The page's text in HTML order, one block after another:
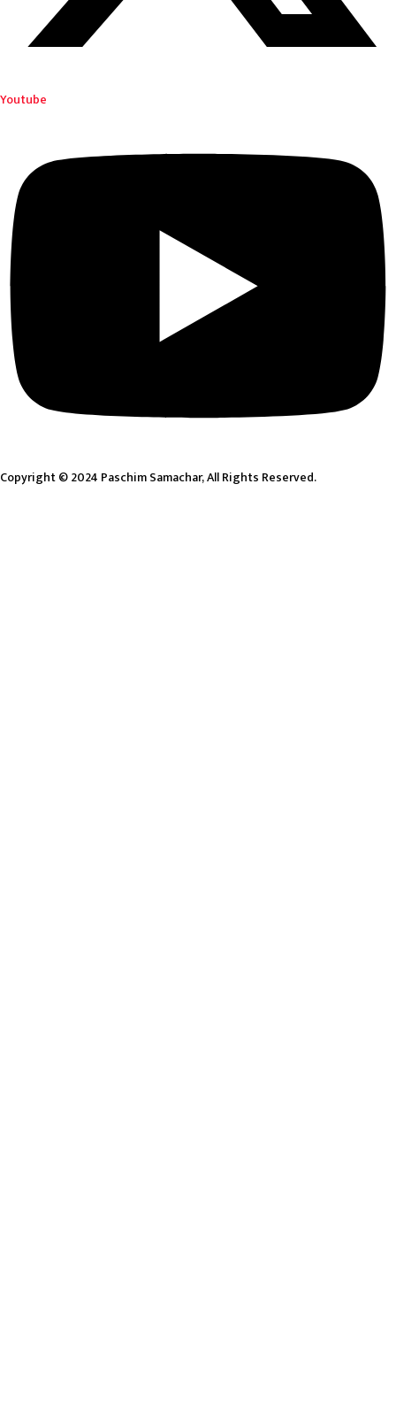
Youtube
Copyright © 2024 Paschim Samachar, All Rights Reserved.